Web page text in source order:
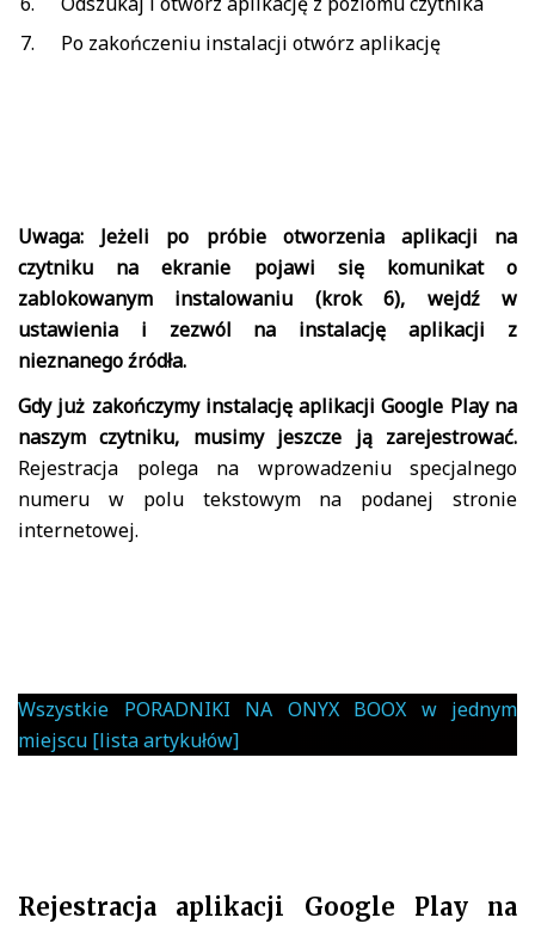
Po zakończeniu instalacji otwórz aplikację
Uwaga: Jeżeli po próbie otworzenia aplikacji na
czytniku na ekranie pojawi się komunikat o
zablokowanym instalowaniu (krok 6), wejdź w
ustawienia i zezwól na instalację aplikacji z
nieznanego źródła.
Gdy już zakończymy instalację aplikacji Google Play na
naszym czytniku, musimy jeszcze ją zarejestrować.
Rejestracja polega na wprowadzeniu specjalnego
numeru w polu tekstowym na podanej stronie
internetowej.
Wszystkie PORADNIKI NA ONYX BOOX w jednym
miejscu [lista artykułów]
Rejestracja aplikacji Google Play na